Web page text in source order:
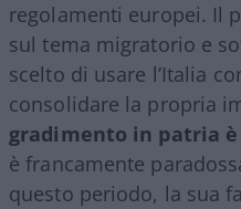
regolamenti europei. Il
sul tema migratorio e
scelto di usare l’Italia
consolidare la propria
gradimento in patria
è francamente
questo periodo, la sua